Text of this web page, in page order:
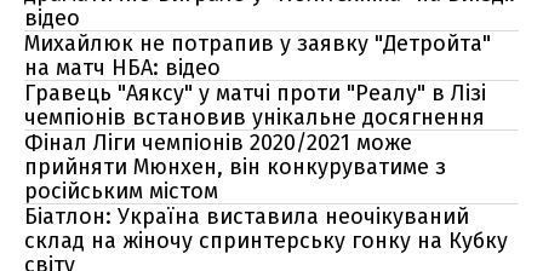
відео
Михайлюк не потрапив у заявку "Детройта"
на матч НБА: відео
Гравець "Аяксу" у матчі проти "Реалу" в Лізі
чемпіонів встановив унікальне досягнення
Фінал Ліги чемпіонів 2020/2021 може
прийняти Мюнхен, він конкуруватиме з
російським містом
Біатлон: Україна виставила неочікуваний
склад на жіночу спринтерську гонку на Кубку
світу